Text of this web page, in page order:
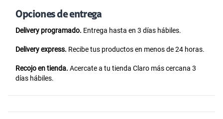
Opciones de entrega
Delivery programado. Entrega hasta en 3 días hábiles.
Delivery express. Recibe tus productos en menos de 24 horas.
Recojo en tienda. Acercate a tu tienda Claro más cercana 3
días hábiles.